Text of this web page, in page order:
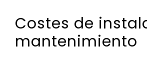
Costes de
mantenimiento